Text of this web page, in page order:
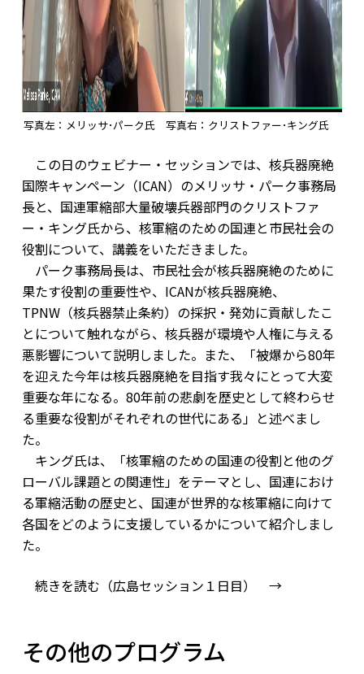
写真左：メリッサ･パーク氏 写真右：クリストファー･キング氏
この日のウェビナー・セッションでは、核兵器廃絶
国際キャンペーン（ICAN）のメリッサ・パーク事務局
長と、国連軍縮部大量破壊兵器部門のクリストファ
ー・キング氏から、核軍縮のための国連と市民社会の
役割について、講義をいただきました。
パーク事務局長は、市民社会が核兵器廃絶のために
果たす役割の重要性や、ICANが核兵器廃絶、
TPNW（核兵器禁止条約）の採択・発効に貢献したこ
とについて触れながら、核兵器が環境や人権に与える
悪影響について説明しました。また、「被爆から80年
を迎えた今年は核兵器廃絶を目指す我々にとって大変
重要な年になる。80年前の悲劇を歴史として終わらせ
る重要な役割がそれぞれの世代にある」と述べまし
た。
キング氏は、「核軍縮のための国連の役割と他のグ
ローバル課題との関連性」をテーマとし、国連におけ
る軍縮活動の歴史と、国連が世界的な核軍縮に向けて
各国をどのように支援しているかについて紹介しまし
た。
続きを読む（広島セッション１日目） →
その他のプログラム